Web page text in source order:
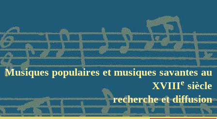
Musiques populaires et musiques savantes au
XVIIIe siècle
recherche et diffusion